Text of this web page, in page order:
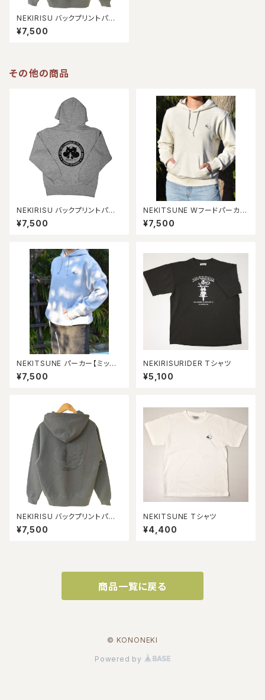
NEKIRISU バックプリントパー
カー【スミ】
¥7,500
その他の商品
NEKIRISU バックプリントパー
カー【ミックスグレー】
¥7,500
NEKITSUNE Wフードパーカー
【オートミール】
¥7,500
NEKITSUNE パーカー【ミック
スグレー】
¥7,500
NEKIRISURIDER Tシャツ
¥5,100
NEKIRISU バックプリントパー
カー【スミ】
¥7,500
NEKITSUNE Tシャツ
¥4,400
商品一覧に戻る
© KONONEKI
Powered by